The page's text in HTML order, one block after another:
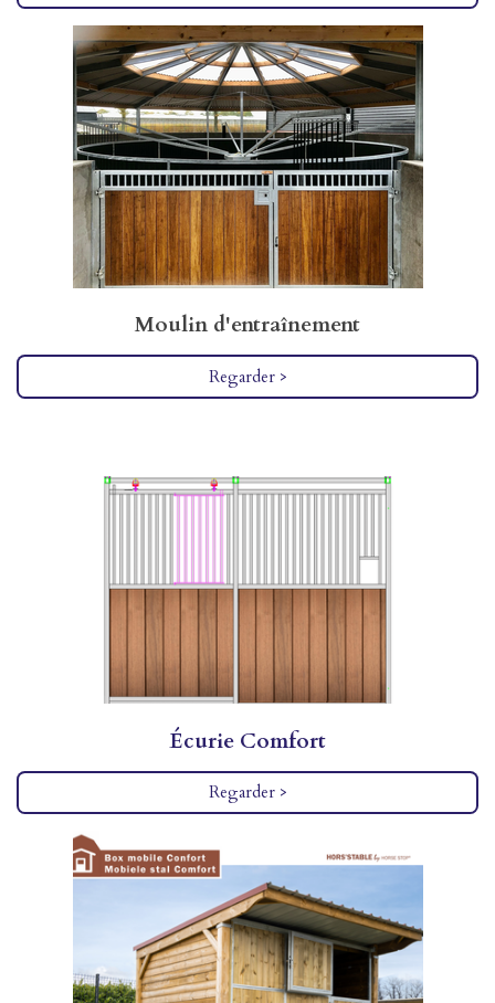
Moulin d'entraînement
Regarder >
Écurie Comfort
Regarder >